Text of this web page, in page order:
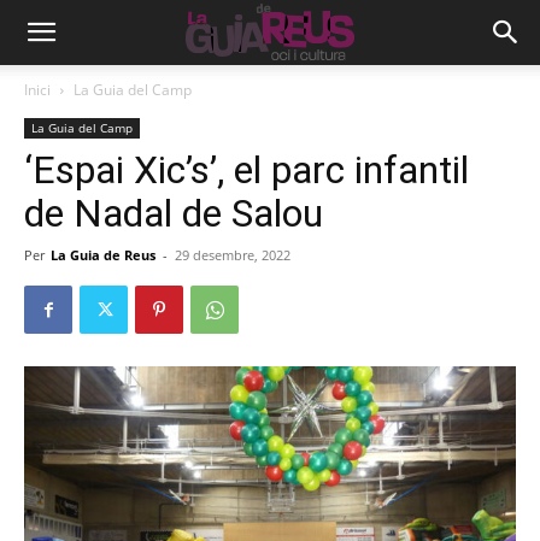
Inici La Guia del Camp
La Guia del Camp
‘Espai Xic’s’, el parc infantil
de Nadal de Salou
Per La Guia de Reus - 29 desembre, 2022